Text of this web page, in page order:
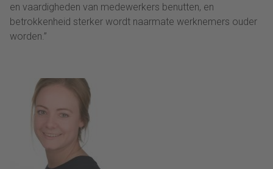
en vaardigheden van medewerkers benutten, en
betrokkenheid sterker wordt naarmate werknemers ouder
worden.”